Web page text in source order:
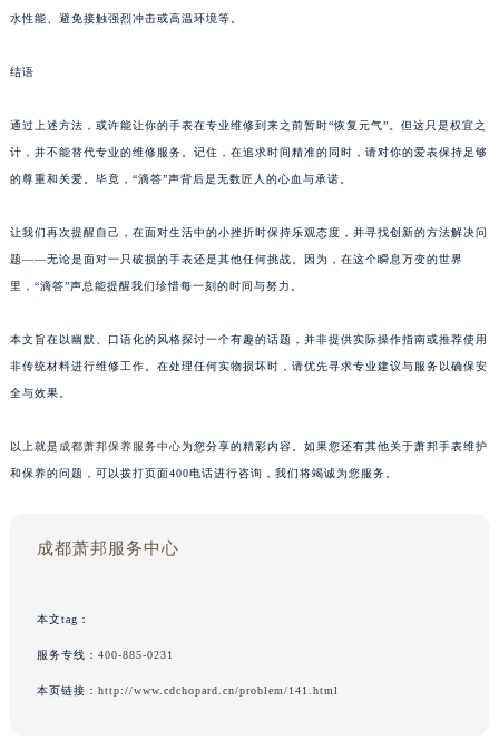
水性能、避免接触强烈冲击或高温环境等。
结语
通过上述方法，或许能让你的手表在专业维修到来之前暂时“恢复元气”。但这只是权宜之
计，并不能替代专业的维修服务。记住，在追求时间精准的同时，请对你的爱表保持足够
的尊重和关爱。毕竟，“滴答”声背后是无数匠人的心血与承诺。
让我们再次提醒自己，在面对生活中的小挫折时保持乐观态度，并寻找创新的方法解决问
题——无论是面对一只破损的手表还是其他任何挑战。因为，在这个瞬息万变的世界
里，“滴答”声总能提醒我们珍惜每一刻的时间与努力。
本文旨在以幽默、口语化的风格探讨一个有趣的话题，并非提供实际操作指南或推荐使用
非传统材料进行维修工作。在处理任何实物损坏时，请优先寻求专业建议与服务以确保安
全与效果。
以上就是 成都萧邦保养服务中心为您分享的精彩内容。如果您还有其他关于萧邦手表维护
和保养的问题，可以拨打页面400电话进行咨询，我们将竭诚为您服务。
成都萧邦服务中心
本文tag：
服务专线： 400-885-0231
本页链接： http://www.cdchopard.cn/problem/141.html